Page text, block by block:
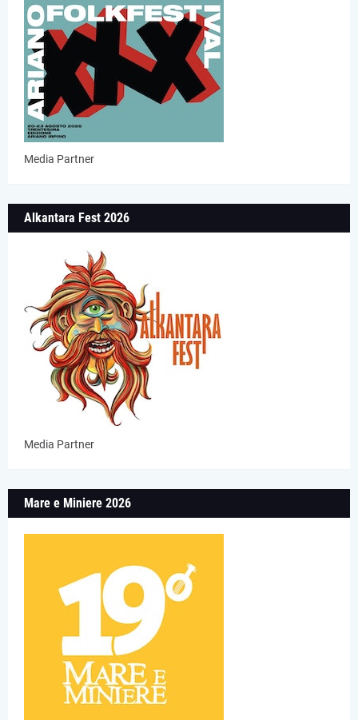
Media Partner
Alkantara Fest 2026
Media Partner
Mare e Miniere 2026